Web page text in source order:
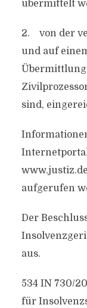
übermittelt
2. von der
und auf
sind,
aufgerufen
Der
aus.
534 IN 730/
für